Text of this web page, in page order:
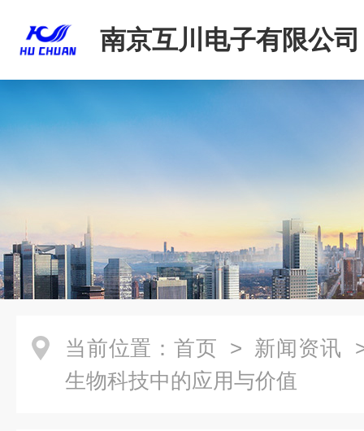
南京互川电子有限公司
当前位置： 首页 > 新闻资讯
生物科技中的应用与价值